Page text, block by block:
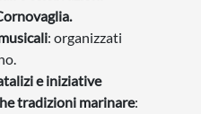
: organizzati
e iniziative
tradizioni marinare: